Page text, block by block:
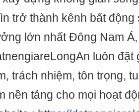
trở thành kênh bất động
lớn nhất Đông Nam Á,
luôn đặt
trách nhiệm, tôn trọng,
nền tảng cho mọi hoạt